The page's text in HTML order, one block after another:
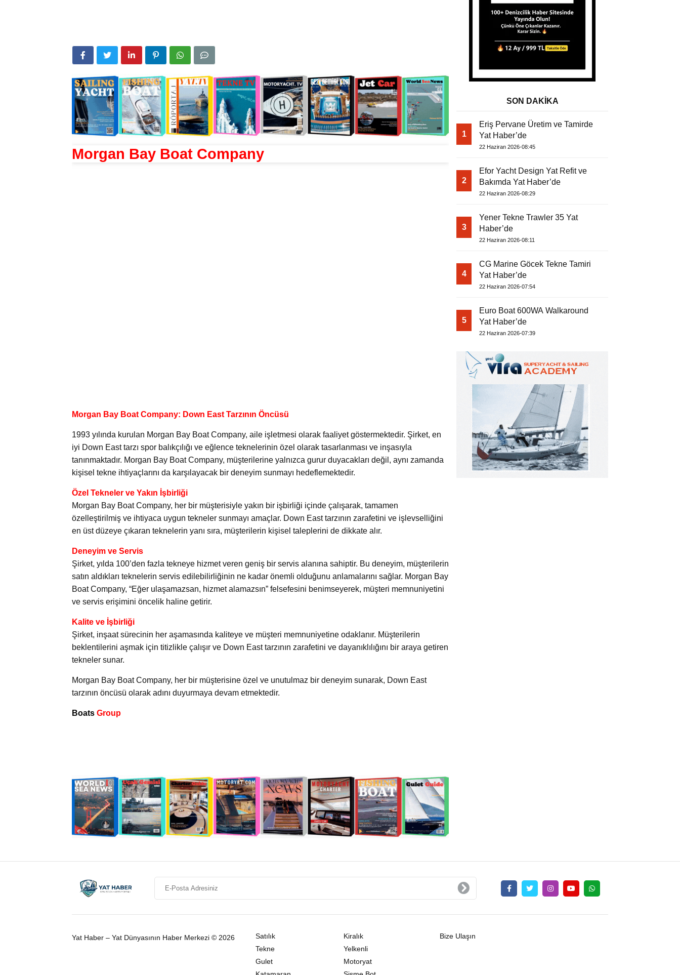
Morgan Bay Boat Company
Morgan Bay Boat Company: Down East Tarzının Öncüsü
1993 yılında kurulan Morgan Bay Boat Company, aile işletmesi olarak faaliyet göstermektedir. Şirket, en
iyi Down East tarzı spor balıkçılığı ve eğlence teknelerinin özel olarak tasarlanması ve inşasıyla
tanınmaktadır. Morgan Bay Boat Company, müşterilerine yalnızca gurur duyacakları değil, aynı zamanda
kişisel tekne ihtiyaçlarını da karşılayacak bir deneyim sunmayı hedeflemektedir.
Özel Tekneler ve Yakın İşbirliği
Morgan Bay Boat Company, her bir müşterisiyle yakın bir işbirliği içinde çalışarak, tamamen
özelleştirilmiş ve ihtiyaca uygun tekneler sunmayı amaçlar. Down East tarzının zarafetini ve işlevselliğini
en üst düzeye çıkaran teknelerin yanı sıra, müşterilerin kişisel taleplerini de dikkate alır.
Deneyim ve Servis
Şirket, yılda 100’den fazla tekneye hizmet veren geniş bir servis alanına sahiptir. Bu deneyim, müşterilerin
satın aldıkları teknelerin servis edilebilirliğinin ne kadar önemli olduğunu anlamalarını sağlar. Morgan Bay
Boat Company, “Eğer ulaşamazsan, hizmet alamazsın” felsefesini benimseyerek, müşteri memnuniyetini
ve servis erişimini öncelik haline getirir.
Kalite ve İşbirliği
Şirket, inşaat sürecinin her aşamasında kaliteye ve müşteri memnuniyetine odaklanır. Müşterilerin
beklentilerini aşmak için titizlikle çalışır ve Down East tarzının zarafetini ve dayanıklılığını bir araya getiren
tekneler sunar.
Morgan Bay Boat Company, her bir müşterisine özel ve unutulmaz bir deneyim sunarak, Down East
tarzının öncüsü olarak adını duyurmaya devam etmektedir.
Boats Group
SON DAKİKA
1
Eriş Pervane Üretim ve Tamirde
Yat Haber’de
22 Haziran 2026-08:45
2
Efor Yacht Design Yat Refit ve
Bakımda Yat Haber’de
22 Haziran 2026-08:29
3
Yener Tekne Trawler 35 Yat
Haber’de
22 Haziran 2026-08:11
4
CG Marine Göcek Tekne Tamiri
Yat Haber’de
22 Haziran 2026-07:54
5
Euro Boat 600WA Walkaround
Yat Haber’de
22 Haziran 2026-07:39
Yat Haber – Yat Dünyasının Haber Merkezi © 2026 Satılık
Kiralık
Tekne
Yelkenli
Gulet
Motoryat
Bize Ulaşın